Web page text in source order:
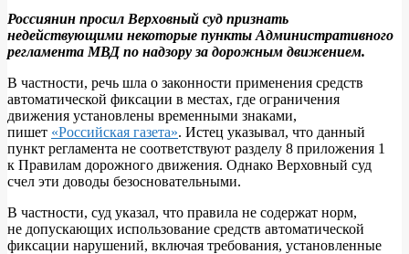
Верховный
суд:
камеры
видеофиксации
в
зоне
временных
знаков
Россиянин просил Верховный суд признать
недействующими некоторые пункты Административного
регламента МВД по надзору за дорожным движением.
В частности, речь шла о законности применения средств
автоматической фиксации в местах, где ограничения
движения установлены временными знаками,
пишет «Российская газета». Истец указывал, что данный
пункт регламента не соответствуют разделу 8 приложения 1
к Правилам дорожного движения. Однако Верховный суд
счел эти доводы безосновательными.
В частности, суд указал, что правила не содержат норм,
не допускающих использование средств автоматической
фиксации нарушений, включая требования, установленные